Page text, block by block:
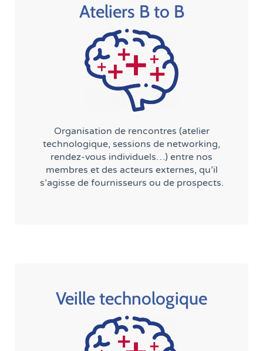
Ateliers B to B
Organisation de rencontres (atelier
technologique, sessions de networking,
rendez-vous individuels…) entre nos
membres et des acteurs externes, qu’il
s’agisse de fournisseurs ou de prospects.
Veille technologique